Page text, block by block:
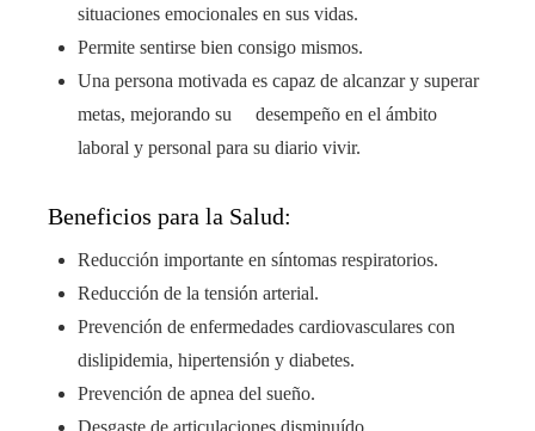
situaciones emocionales en sus vidas.
Permite sentirse bien consigo mismos.
Una persona motivada es capaz de alcanzar y superar
metas, mejorando su desempeño en el ámbito
laboral y personal para su diario vivir.
Beneficios para la Salud:
Reducción importante en síntomas respiratorios.
Reducción de la tensión arterial.
Prevención de enfermedades cardiovasculares con
dislipidemia, hipertensión y diabetes.
Prevención de apnea del sueño.
Desgaste de articulaciones disminuído.